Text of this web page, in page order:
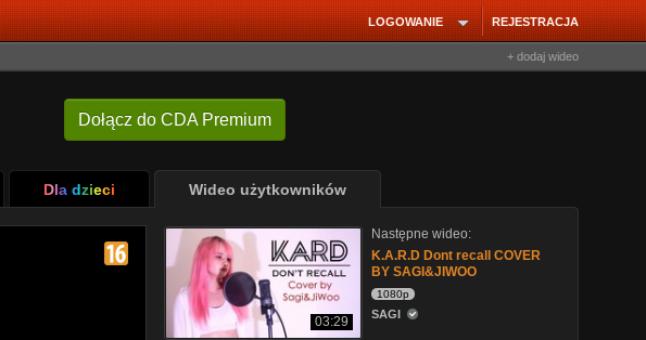
REJESTRACJA
LOGOWANIE
+ dodaj wideo
Dołącz do CDA Premium
Dla dzieci Wideo użytkowników
03:29
Następne wideo:
K.A.R.D Dont recall COVER
BY SAGI&JIWOO
1080p
SAGI